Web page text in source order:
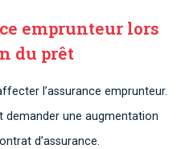
emprunteur lors
du prêt
l’assurance emprunteur.
demander une augmentation
d’assurance.